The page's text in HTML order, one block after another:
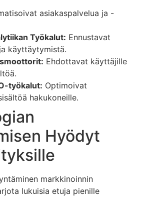
asiakaspalvelua ja -
Työkalut: Ennustavat
käyttäytymistä.
Ehdottavat käyttäjille
työkalut: Optimoivat
hakukoneille.
Hyödyt
markkinoinnin
lukuisia etuja pienille